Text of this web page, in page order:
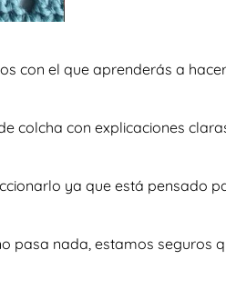
con el que aprenderás a
colcha con explicaciones
ya que está pensado
pasa nada, estamos seguros